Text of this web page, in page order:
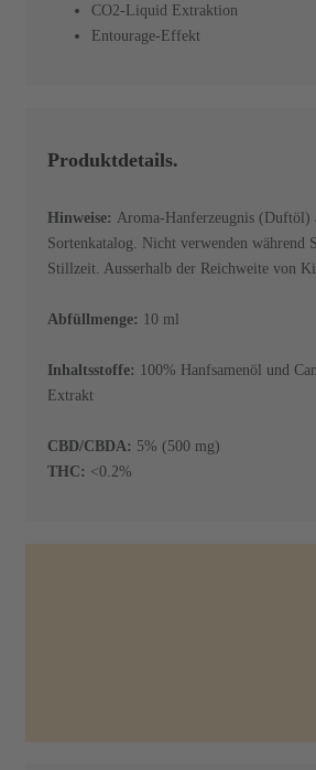
CO2-Liquid Extraktion
Entourage-Effekt
Produktdetails.
Hinweise: Aroma-Hanferzeugnis (Duftöl)
Sortenkatalog. Nicht verwenden während
Stillzeit. Ausserhalb der Reichweite von
Abfüllmenge: 10 ml
Inhaltsstoffe: 100% Hanfsamenöl und
Extrakt
CBD/CBDA: 5% (500 mg)
THC: <0.2%